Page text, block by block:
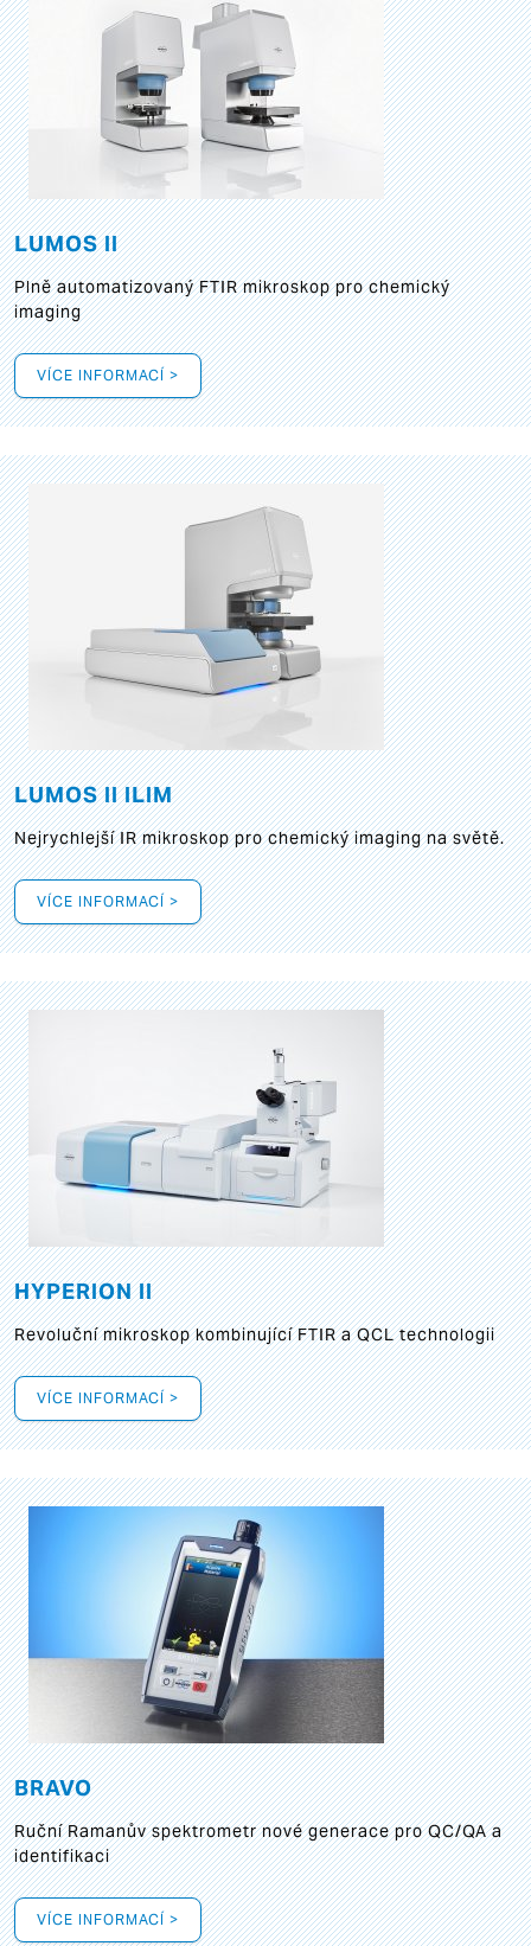
LUMOS II
Plně automatizovaný FTIR mikroskop pro chemický
imaging
VÍCE INFORMACÍ >
LUMOS II ILIM
Nejrychlejší IR mikroskop pro chemický imaging na světě.
VÍCE INFORMACÍ >
HYPERION II
Revoluční mikroskop kombinující FTIR a QCL technologii
VÍCE INFORMACÍ >
BRAVO
Ruční Ramanův spektrometr nové generace pro QC/QA a
identifikaci
VÍCE INFORMACÍ >